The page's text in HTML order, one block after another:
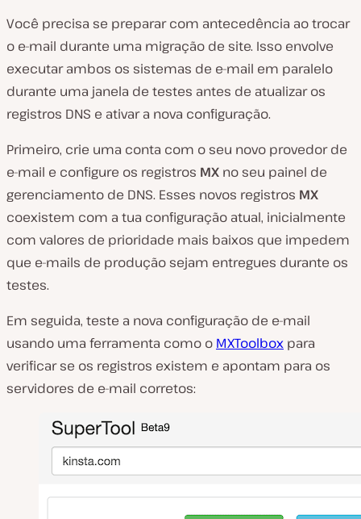
Você precisa se preparar com antecedência ao trocar
o e-mail durante uma migração de site. Isso envolve
executar ambos os sistemas de e-mail em paralelo
durante uma janela de testes antes de atualizar os
registros DNS e ativar a nova configuração.
Primeiro, crie uma conta com o seu novo provedor de
e-mail e configure os registros MX no seu painel de
gerenciamento de DNS. Esses novos registros MX
coexistem com a tua configuração atual, inicialmente
com valores de prioridade mais baixos que impedem
que e-mails de produção sejam entregues durante os
testes.
Em seguida, teste a nova configuração de e-mail
usando uma ferramenta como o MXToolbox para
verificar se os registros existem e apontam para os
servidores de e-mail corretos: